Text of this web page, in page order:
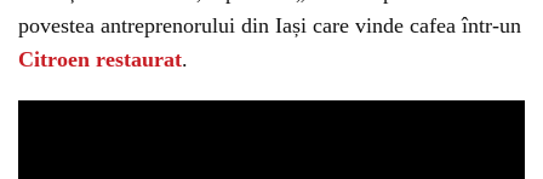
povestea antreprenorului din Iași care vinde cafea într-un
Citroen restaurat.